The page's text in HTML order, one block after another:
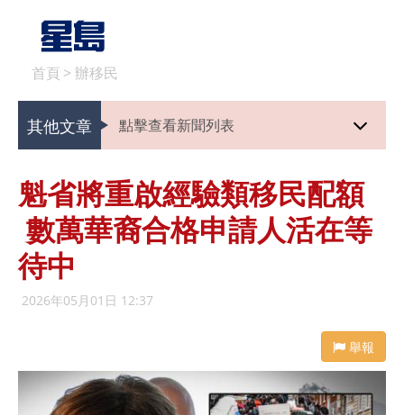
首頁 > 辦移民
其他文章 點擊查看新聞列表
魁省將重啟經驗類移民配額
數萬華裔合格申請人活在等
待中
2026年05月01日 12:37
舉報